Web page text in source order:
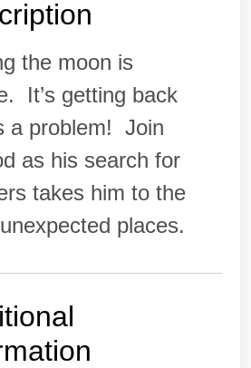
the moon is
It’s getting back
a problem! Join
as his search for
takes him to the
places.